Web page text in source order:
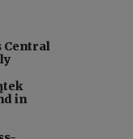
Central
in